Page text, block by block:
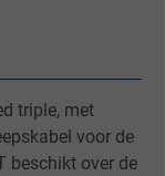
triple, met
voor de
beschikt over de